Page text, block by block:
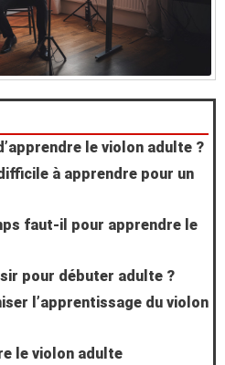
le violon adulte ?
à apprendre pour un
faut-il pour apprendre le
pour débuter adulte ?
l’apprentissage du violon
le violon adulte